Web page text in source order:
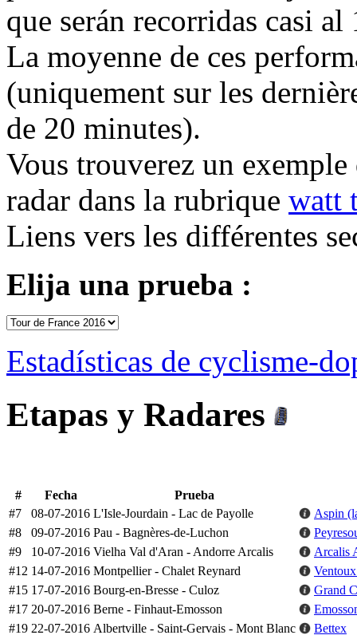
que serán recorridas casi
La moyenne de ces
(uniquement sur les
de 20 minutes).
Vous trouverez un
radar dans la rubrique watt
Liens vers les différentes
Elija una prueba :
Estadísticas de cyclisme-
Etapas y Radares
# Fecha
Prueba
#7
08-07-2016 L'Isle-Jourdain - Lac de Payolle
Aspin
#8
09-07-2016 Pau - Bagnères-de-Luchon
#9
10-07-2016 Vielha Val d'Aran - Andorre Arcalis
Arcalis
#12 14-07-2016 Montpellier - Chalet Reynard
#15 17-07-2016 Bourg-en-Bresse - Culoz
Grand
#17 20-07-2016 Berne - Finhaut-Emosson
#19 22-07-2016 Albertville - Saint-Gervais - Mont Blanc
Bettex